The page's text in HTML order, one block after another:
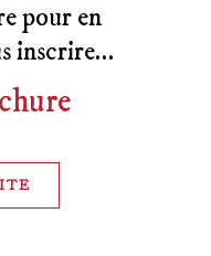
pour en
inscrire…